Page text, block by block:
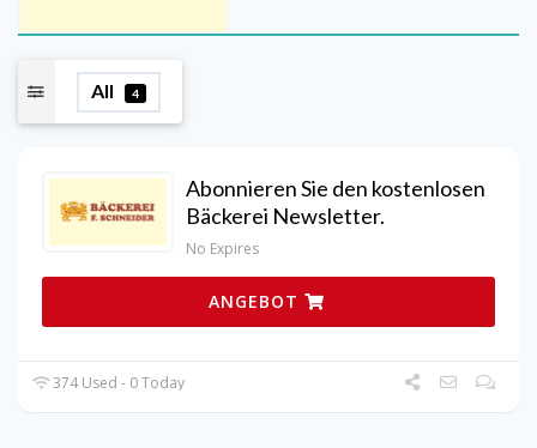
All 4
Abonnieren Sie den kostenlosen
Bäckerei Newsletter.
No Expires
ANGEBOT
374 Used - 0 Today